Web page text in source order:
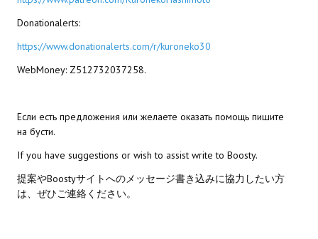
Mass Effect 2
Моды
Dragon Age: Origins
Dragon Age 2
Dragon Age: Inquisition
Donationalerts:
https://www.donationalerts.com/r/kuroneko30
WebMoney: Z512732037258.
Если есть предложения или желаете оказать помощь пишите
на бусти.
If you have suggestions or wish to assist write to Boosty.
提案やBoostyサイトへのメッセージ書き込みに協力したい方
は、ぜひご連絡ください。